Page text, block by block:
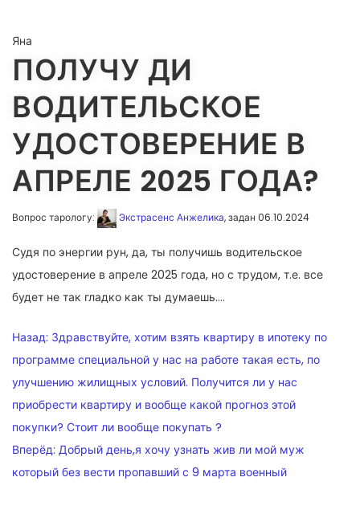
Яна
ПОЛУЧУ ДИ
ВОДИТЕЛЬСКОЕ
УДОСТОВЕРЕНИЕ В
АПРЕЛЕ 2025 ГОДА?
Вопрос тарологу: Экстрасенс Анжелика, задан 06.10.2024
Судя по энергии рун, да, ты получишь водительское
удостоверение в апреле 2025 года, но с трудом, т.е. все
будет не так гладко как ты думаешь….
НАВИГАЦИЯ
ПО
ЗАПИСЯМ
Назад: Здравствуйте, хотим взять квартиру в ипотеку по
программе специальной у нас на работе такая есть, по
улучшению жилищных условий. Получится ли у нас
приобрести квартиру и вообще какой прогноз этой
покупки? Стоит ли вообще покупать ?
Вперёд: Добрый день,я хочу узнать жив ли мой муж
который без вести пропавший с 9 марта военный